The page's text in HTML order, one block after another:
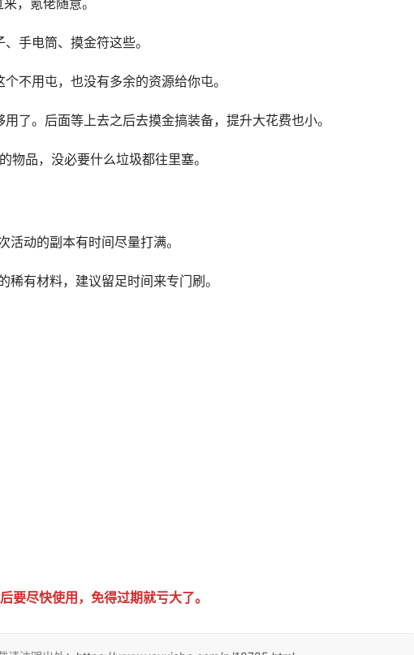
，氪佬随意。
手电筒、摸金符这些。
不用屯，也没有多余的资源给你屯。
了。后面等上去之后去摸金搞装备，提升大花费也小。
品，没必要什么垃圾都往里塞。
活动的副本有时间尽量打满。
有材料，建议留足时间来专门刷。
要尽快使用，免得过期就亏大了。